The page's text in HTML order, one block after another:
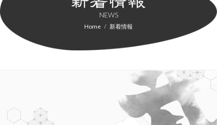
NEWS
Home 新着情報